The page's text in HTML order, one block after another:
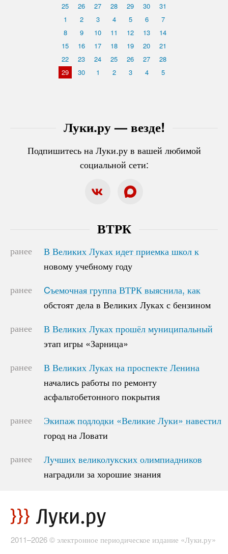
Луки.ру — везде!
Подпишитесь на Луки.ру в вашей любимой
социальной сети:
25 26 27 28 29 30
31
1
2 3 4 5 6
7
8
9 10 11 12 13
14
15
16 17 18 19 20
21
22
23 24 25 26 27
28
29
30 1 2 3 4 5
ВТРК
ранее
В Великих Луках идет приемка школ к
новому учебному году
В Великих Луках идет приемка школ к
новому учебному году
ранее
Cъемочная группа ВТРК выяснила, как
обстоят дела в Великих Луках с бензином
Cъемочная группа ВТРК выяснила, как
обстоят дела в Великих Луках с бензином
ранее
В Великих Луках прошёл муниципальный
этап игры «Зарница»
В Великих Луках прошёл муниципальный
этап игры «Зарница»
ранее
В Великих Луках на проспекте Ленина
начались работы по ремонту
асфальтобетонного покрытия
В Великих Луках на проспекте Ленина
начались работы по ремонту
асфальтобетонного покрытия
ранее
Экипаж подлодки «Великие Луки» навестил
город на Ловати
Экипаж подлодки «Великие Луки» навестил
город на Ловати
ранее
Лучших великолукских олимпиадников
наградили за хорошие знания
Лучших великолукских олимпиадников
наградили за хорошие знания
2011–2026 © электронное периодическое издание «Луки.ру»